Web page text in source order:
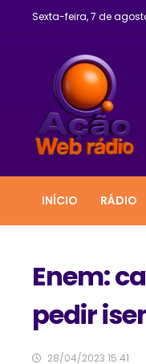
Sexta-feira, 7 de
INÍCIO RÁDIO
Enem:
pedir
28/04/2023 15:41